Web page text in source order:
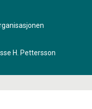
som
H. Pettersson